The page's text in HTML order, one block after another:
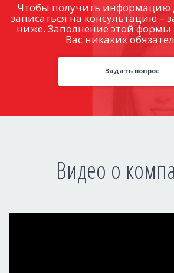
Чтобы получить информацию
записаться на консультацию –
ниже. Заполнение этой формы
Вас никаких
Задать вопрос
Видео о